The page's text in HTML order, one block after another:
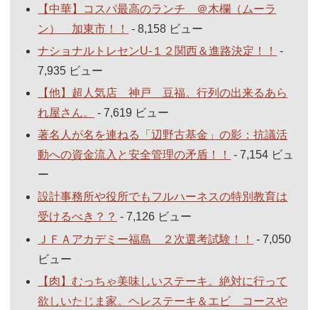
【中華】コスパ最高のランチ ＠木欄（ムーラ
ン） 加東市！！
- 8,158 ビュー
ナショナルトレセンU-１２関西＆進路決定！！
-
7,935 ビュー
【他】超人気店 神戸 豆福。行列の出来るあら
れ屋さん。
- 7,619 ビュー
著名人が名を連ねる「辺野古基金」の影：抗議活
動への資金流入と安全管理の矛盾！！
- 7,154 ビュ
ー
設計事務所や役所でもフルハーネスの特別教育は
受けるべき？？ - 7,126 ビュー
ＪＦＡアカデミー福島 ２次選考試験！！
- 7,050
ビュー
【肉】むっちゃ美味しいステーキ。絶対に行って
欲しいたじま家。ヘレステーキ＆エビ コースや